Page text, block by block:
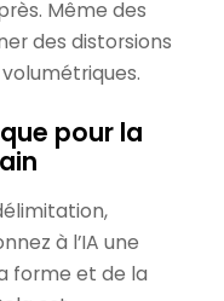
Même des
des distorsions
pour la
à l’IA une
forme et de la